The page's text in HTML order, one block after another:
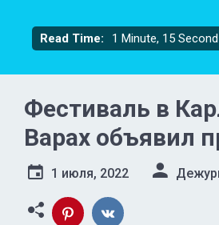
Read Time: 1 Minute, 15 Second
Фестиваль в
Варах объявил
1 июля, 2022